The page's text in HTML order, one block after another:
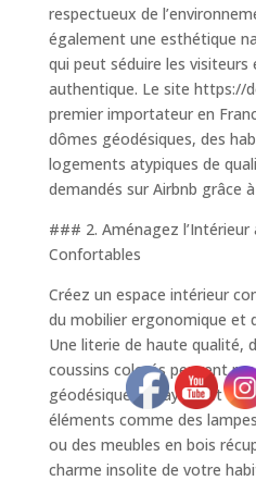
respectueux de
également une esthétique
qui peut séduire les visiteurs
authentique. Le site https://
premier importateur en
dômes géodésiques, des
logements atypiques de
demandés sur Airbnb grâce
### 2. Aménagez l’Intérieur
Confortables
Créez un espace intérieur
du mobilier ergonomique et
Une literie de haute qualité,
coussins colorés peuvent
géodésique attrayant et
éléments comme des
ou des meubles en bois
charme insolite de votre